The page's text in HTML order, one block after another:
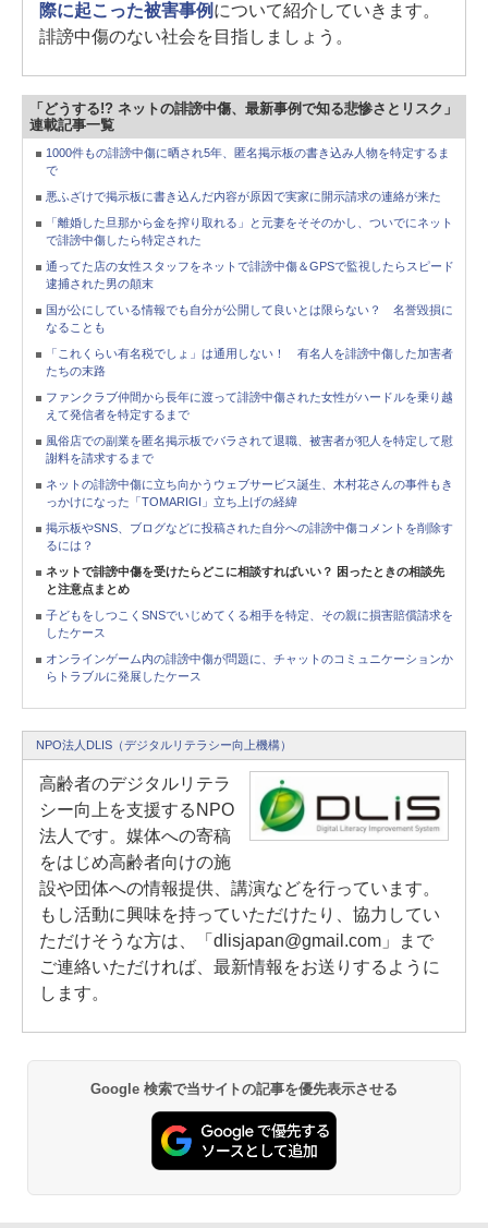
際に起こった被害事例 について紹介していきます。
誹謗中傷のない社会を目指しましょう。
「どうする!? ネットの誹謗中傷、最新事例で知る悲惨さとリスク」
連載記事一覧
1000件もの誹謗中傷に晒され5年、匿名掲示板の書き込み人物を特定するま
で
悪ふざけで掲示板に書き込んだ内容が原因で実家に開示請求の連絡が来た
「離婚した旦那から金を搾り取れる」と元妻をそそのかし、ついでにネット
で誹謗中傷したら特定された
通ってた店の女性スタッフをネットで誹謗中傷＆GPSで監視したらスピード
逮捕された男の顛末
国が公にしている情報でも自分が公開して良いとは限らない？ 名誉毀損に
なることも
「これくらい有名税でしょ」は通用しない！ 有名人を誹謗中傷した加害者
たちの末路
ファンクラブ仲間から長年に渡って誹謗中傷された女性がハードルを乗り越
えて発信者を特定するまで
風俗店での副業を匿名掲示板でバラされて退職、被害者が犯人を特定して慰
謝料を請求するまで
ネットの誹謗中傷に立ち向かうウェブサービス誕生、木村花さんの事件もき
っかけになった「TOMARIGI」立ち上げの経緯
掲示板やSNS、ブログなどに投稿された自分への誹謗中傷コメントを削除す
るには？
ネットで誹謗中傷を受けたらどこに相談すればいい？ 困ったときの相談先
と注意点まとめ
子どもをしつこくSNSでいじめてくる相手を特定、その親に損害賠償請求を
したケース
オンラインゲーム内の誹謗中傷が問題に、チャットのコミュニケーションか
らトラブルに発展したケース
NPO法人DLIS（デジタルリテラシー向上機構）
高齢者のデジタルリテラ
シー向上を支援するNPO
法人です。媒体への寄稿
をはじめ高齢者向けの施
設や団体への情報提供、講演などを行っています。
もし活動に興味を持っていただけたり、協力してい
ただけそうな方は、「dlisjapan@gmail.com」まで
ご連絡いただければ、最新情報をお送りするように
します。
Google 検索で当サイトの記事を優先表示させる